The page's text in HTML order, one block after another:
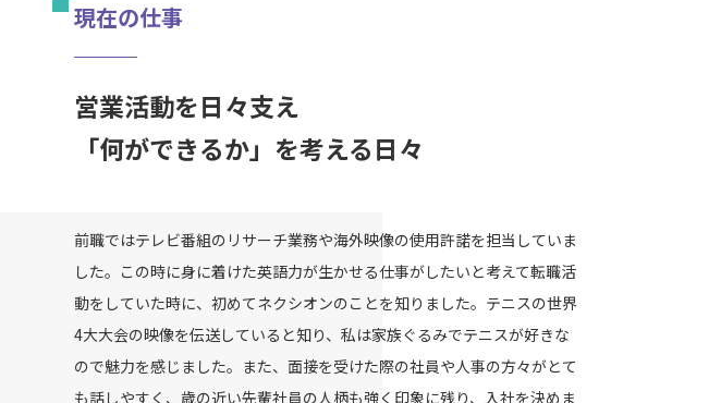
現在の仕事
営業活動を日々支え
「何ができるか」を考える日々
前職ではテレビ番組のリサーチ業務や海外映像の使用許諾を担当していま
した。この時に身に着けた英語力が生かせる仕事がしたいと考えて転職活
動をしていた時に、初めてネクシオンのことを知りました。テニスの世界
4大大会の映像を伝送していると知り、私は家族ぐるみでテニスが好きな
ので魅力を感じました。また、面接を受けた際の社員や人事の方々がとて
も話しやすく、歳の近い先輩社員の人柄も強く印象に残り、入社を決めま